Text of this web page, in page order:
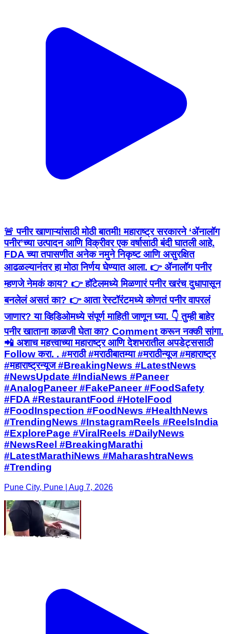
🚨 पनीर खाणाऱ्यांसाठी मोठी बातमी! महाराष्ट्र सरकारने ‘ॲनालॉग
पनीर’च्या उत्पादन आणि विक्रीवर एक वर्षासाठी बंदी घातली आहे.
FDA च्या तपासणीत अनेक नमुने निकृष्ट आणि असुरक्षित
आढळल्यानंतर हा मोठा निर्णय घेण्यात आला. 👉 ॲनालॉग पनीर
म्हणजे नेमकं काय? 👉 हॉटेलमध्ये मिळणारं पनीर खरंच दुधापासून
बनलेलं असतं का? 👉 आता रेस्टॉरंटमध्ये कोणतं पनीर वापरलं
जाणार? या व्हिडिओमध्ये संपूर्ण माहिती जाणून घ्या. 👇 तुम्ही बाहेर
पनीर खाताना काळजी घेता का? Comment करून नक्की सांगा.
📲 अशाच महत्त्वाच्या महाराष्ट्र आणि देशभरातील अपडेट्ससाठी
Follow करा. . #मराठी #मराठीबातम्या #मराठीन्यूज #महाराष्ट्र
#महाराष्ट्रन्यूज #BreakingNews #LatestNews
#NewsUpdate #IndiaNews #Paneer
#AnalogPaneer #FakePaneer #FoodSafety
#FDA #RestaurantFood #HotelFood
#FoodInspection #FoodNews #HealthNews
#TrendingNews #InstagramReels #ReelsIndia
#ExplorePage #ViralReels #DailyNews
#NewsReel #BreakingMarathi
#LatestMarathiNews #MaharashtraNews
#Trending
Pune City, Pune | Aug 7, 2026